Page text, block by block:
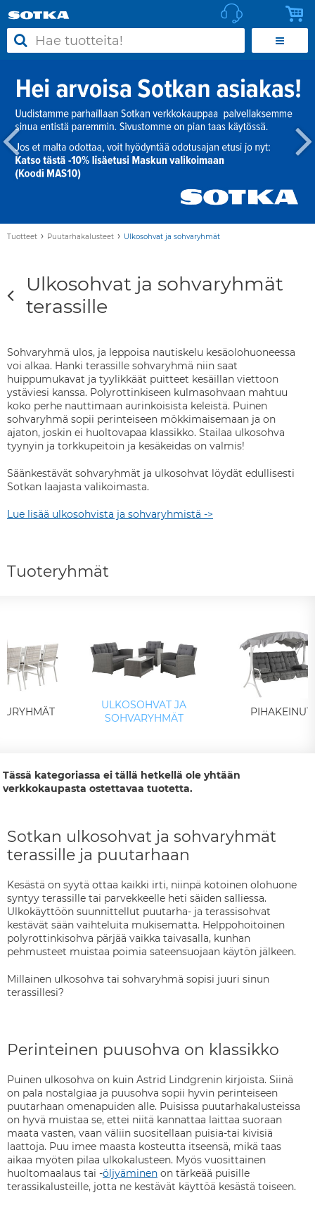
Tuotteet › Puutarhakalusteet › Ulkosohvat ja sohvaryhmät
Ulkosohvat ja sohvaryhmät
terassille
Sohvaryhmä ulos, ja leppoisa nautiskelu kesäolohuoneessa
voi alkaa. Hanki terassille sohvaryhmä niin saat
huippumukavat ja tyylikkäät puitteet kesäillan viettoon
ystäviesi kanssa. Polyrottinkiseen kulmasohvaan mahtuu
koko perhe nauttimaan aurinkoisista keleistä. Puinen
sohvaryhmä sopii perinteiseen mökkimaisemaan ja on
ajaton, joskin ei huoltovapaa klassikko. Stailaa ulkosohva
tyynyin ja torkkupeitoin ja kesäkeidas on valmis!
Säänkestävät sohvaryhmät ja ulkosohvat löydät edullisesti
Sotkan laajasta valikoimasta.
Lue lisää ulkosohvista ja sohvaryhmistä ->
Tuoteryhmät
ULKOSOHVAT JA
SOHVARYHMÄT
PIHAKEINUT
Tässä kategoriassa ei tällä hetkellä ole yhtään
verkkokaupasta ostettavaa tuotetta.
Sotkan ulkosohvat ja sohvaryhmät
terassille ja puutarhaan
Kesästä on syytä ottaa kaikki irti, niinpä kotoinen olohuone
syntyy terassille tai parvekkeelle heti säiden salliessa.
Ulkokäyttöön suunnittellut puutarha- ja terassisohvat
kestävät sään vaihteluita mukisematta. Helppohoitoinen
polyrottinkisohva pärjää vaikka taivasalla, kunhan
pehmusteet muistaa poimia sateensuojaan käytön jälkeen.
Millainen ulkosohva tai sohvaryhmä sopisi juuri sinun
terassillesi?
Perinteinen puusohva on klassikko
Puinen ulkosohva on kuin Astrid Lindgrenin kirjoista. Siinä
on pala nostalgiaa ja puusohva sopii hyvin perinteiseen
puutarhaan omenapuiden alle. Puisissa puutarhakalusteissa
on hyvä muistaa se, ettei niitä kannattaa laittaa suoraan
maata vasten, vaan väliin suositellaan puisia-tai kivisiä
laattoja. Puu imee maasta kosteutta itseensä, mikä taas
aikaa myöten pilaa ulkokalusteen. Myös vuosittainen
huoltomaalaus tai -öljyäminen on tärkeää puisille
terassikalusteille, jotta ne kestävät käyttöä kesästä toiseen.